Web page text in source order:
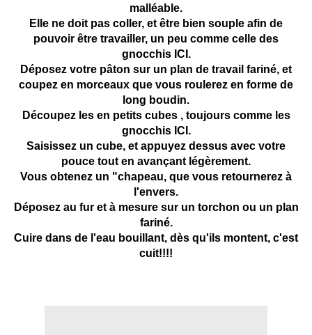
malléable.
Elle ne doit pas coller, et être bien souple afin de
pouvoir être travailler, un peu comme celle des
gnocchis ICI.
Déposez votre pâton sur un plan de travail fariné, et
coupez en morceaux que vous roulerez en forme de
long boudin.
Découpez les en petits cubes , toujours comme les
gnocchis ICI.
Saisissez un cube, et appuyez dessus avec votre
pouce tout en avançant légèrement.
Vous obtenez un "chapeau, que vous retournerez à
l'envers.
Déposez au fur et à mesure sur un torchon ou un plan
fariné.
Cuire dans de l'eau bouillant, dès qu'ils montent, c'est
cuit!!!!